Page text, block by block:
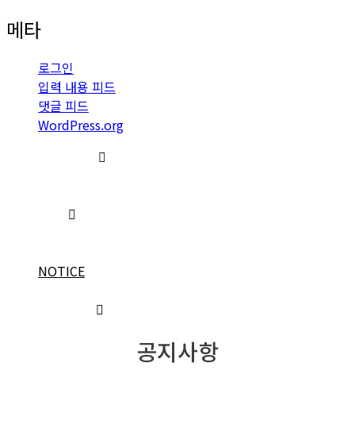
메타
로그인
입력 내용 피드
댓글 피드
WordPress.org
NOTICE
공지사항